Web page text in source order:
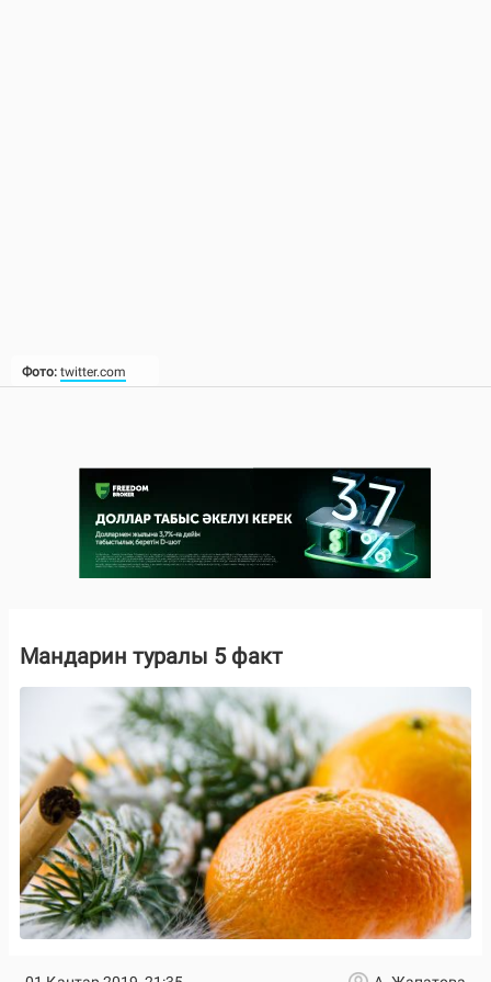
Фото: twitter.com